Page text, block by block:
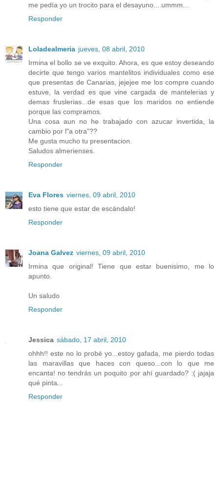
me pedía yo un trocito para el desayuno....ummm...
Responder
Loladealmeria jueves, 08 abril, 2010
Irmina el bollo se ve exquito. Ahora, es que estoy deseando
decirte que tengo varios mantelitos individuales como ese
que presentas de Canarias, jejejee me los compre cuando
estuve, la verdad es que vine cargada de mantelerias y
demas fruslerias...de esas que los maridos no entiende
porque las compramos.
Una cosa aun no he trabajado con azucar invertida, la
cambio por l"a otra"??
Me gusta mucho tu presentacion.
Saludos almerienses.
Responder
Eva Flores viernes, 09 abril, 2010
esto tiene que estar de escándalo!
Responder
Joana Galvez viernes, 09 abril, 2010
Irmina que original! Tiene que estar buenisimo, me lo
apunto.
Un saludo
Responder
Jessica sábado, 17 abril, 2010
ohhh!! este no lo probé yo...estoy gafada, me pierdo todas
las maravillas que haces con queso...con lo que me
encanta! no tendrás un poquito por ahí guardado? :( jajaja
qué pinta...
Responder